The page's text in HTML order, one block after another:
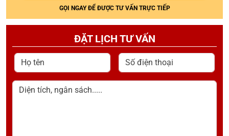
GỌI NGAY ĐỂ ĐƯỢC TƯ VẤN TRỰC TIẾP
ĐẶT LỊCH TƯ VẤN
Họ tên Số điện thoại
Diện tích, ngân sách.....